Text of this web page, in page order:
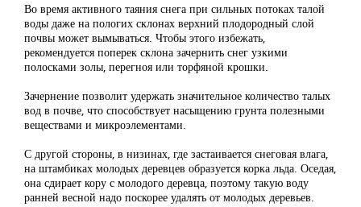
Во время активного таяния снега при сильных потоках талой
воды даже на пологих склонах верхний плодородный слой
почвы может вымываться. Чтобы этого избежать,
рекомендуется поперек склона зачернить снег узкими
полосками золы, перегноя или торфяной крошки.
Зачернение позволит удержать значительное количество талых
вод в почве, что способствует насыщению грунта полезными
веществами и микроэлементами.
С другой стороны, в низинах, где застаивается снеговая влага,
на штамбиках молодых деревцев образуется корка льда. Оседая,
она сдирает кору с молодого деревца, поэтому такую воду
ранней весной надо поскорее удалять от молодых деревьев.